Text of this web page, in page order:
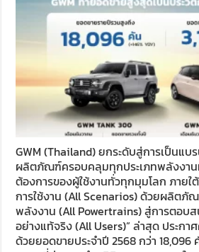
GWM (Thailand) ยกระดับสู่การเป็นแ
ผลิตภัณฑ์ครอบคลุมทุกประเภทพลังงา
ต้องการของผู้ใช้งานทั่วทุกมุมโลก ภาย
การใช้งาน (All Scenarios) ด้วยผลิต
พลังงาน (All Powertrains) สู่การตอบ
อย่างแท้จริง (All Users)” ล่าสุด ประก
ด้วยยอดขายประจำปี 2568 กว่า 18,096